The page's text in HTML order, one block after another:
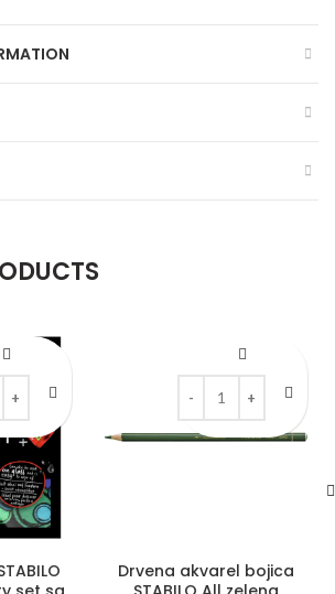
STABILO woody 3 in 1 Arty set sa
Drvena akvarel bojica
Drvena akvarel bojica